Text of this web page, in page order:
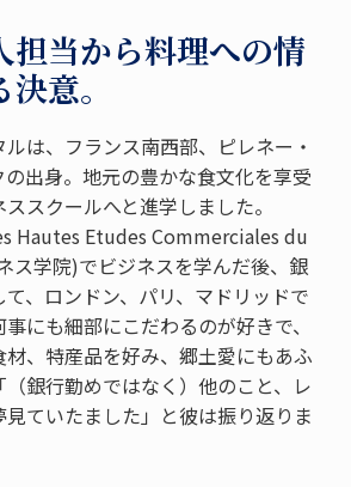
担当から料理への情
意。
は、フランス南西部、ピレネー・
出身。地元の豊かな食文化を享受
スクールへと進学しました。
Hautes Etudes Commerciales du
ス学院)でビジネスを学んだ後、銀
、ロンドン、パリ、マドリッドで
にも細部にこだわるのが好きで、
、特産品を好み、郷土愛にもあふ
銀行勤めではなく）他のこと、レ
ていたました」と彼は振り返りま